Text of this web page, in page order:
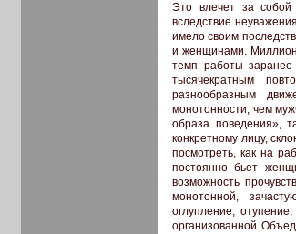
Это влечет за собой
вследствие
имело своим
и женщинами.
темп работы заранее
тысячекратным
разнообразным
монотонности, чем
образа поведения»,
конкретному лицу,
посмотреть, как на
постоянно бьет
возможность
монотонной,
оглупление,
организованной